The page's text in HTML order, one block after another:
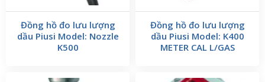
Đồng hồ đo lưu lượng
dầu Piusi Model: Nozzle
K500
Đồng hồ đo lưu lượng
dầu Piusi Model: K400
METER CAL L/GAS